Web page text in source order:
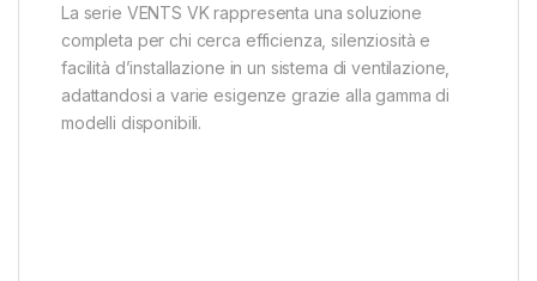
La serie VENTS VK rappresenta una soluzione
completa per chi cerca efficienza, silenziosità e
facilità d’installazione in un sistema di ventilazione,
adattandosi a varie esigenze grazie alla gamma di
modelli disponibili.